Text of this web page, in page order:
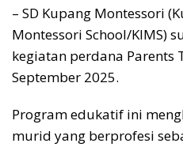
– SD Kupang Montessori
Montessori School/KIMS)
kegiatan perdana Parents
September 2025.
Program edukatif ini
murid yang berprofesi